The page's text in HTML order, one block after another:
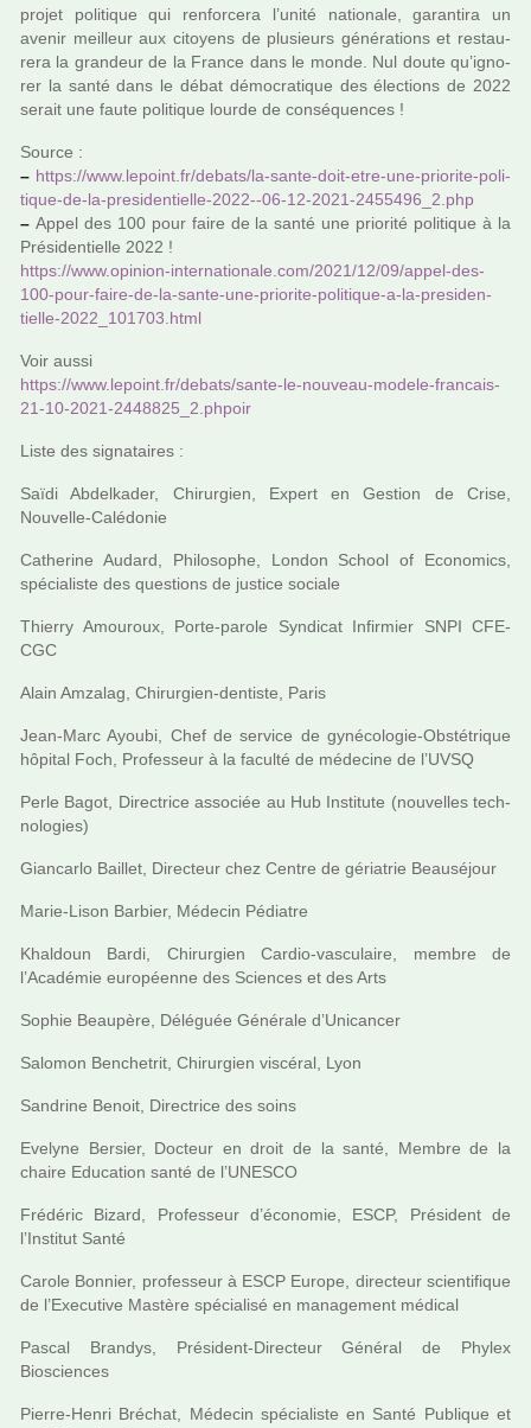
projet poli­ti­que qui ren­for­cera l’unité natio­nale, garan­tira un
avenir meilleur aux citoyens de plu­sieurs géné­ra­tions et res­tau­
rera la gran­deur de la France dans le monde. Nul doute qu’igno­
rer la santé dans le débat démo­cra­ti­que des élections de 2022
serait une faute poli­ti­que lourde de consé­quen­ces !
Source :
– https://www.lepoint.fr/debats/la-sante-doit-etre-une-prio­rite-poli­
ti­que-de-la-pre­si­den­tielle-2022--06-12-2021-2455496_2.php
– Appel des 100 pour faire de la santé une prio­rité poli­ti­que à la
Présidentielle 2022 !
https://www.opi­nion-inter­na­tio­nale.com/2021/12/09/appel-des-
100-pour-faire-de-la-sante-une-prio­rite-poli­ti­que-a-la-pre­si­den­
tielle-2022_101703.html
Voir aussi
https://www.lepoint.fr/debats/sante-le-nou­veau-modele-fran­cais-
21-10-2021-2448825_2.phpoir
Liste des signa­tai­res :
Saïdi Abdelkader, Chirurgien, Expert en Gestion de Crise,
Nouvelle-Calédonie
Catherine Audard, Philosophe, London School of Economics,
spé­cia­liste des ques­tions de jus­tice sociale
Thierry Amouroux, Porte-parole Syndicat Infirmier SNPI CFE-
CGC
Alain Amzalag, Chirurgien-den­tiste, Paris
Jean-Marc Ayoubi, Chef de ser­vice de gyné­co­lo­gie-Obstétrique
hôpi­tal Foch, Professeur à la faculté de méde­cine de l’UVSQ
Perle Bagot, Directrice asso­ciée au Hub Institute (nou­vel­les tech­
no­lo­gies)
Giancarlo Baillet, Directeur chez Centre de géria­trie Beauséjour
Marie-Lison Barbier, Médecin Pédiatre
Khaldoun Bardi, Chirurgien Cardio-vas­cu­laire, membre de
l’Académie euro­péenne des Sciences et des Arts
Sophie Beaupère, Déléguée Générale d’Unicancer
Salomon Benchetrit, Chirurgien vis­cé­ral, Lyon
Sandrine Benoit, Directrice des soins
Evelyne Bersier, Docteur en droit de la santé, Membre de la
chaire Education santé de l’UNESCO
Frédéric Bizard, Professeur d’économie, ESCP, Président de
l’Institut Santé
Carole Bonnier, pro­fes­seur à ESCP Europe, direc­teur scien­ti­fi­que
de l’Executive Mastère spé­cia­lisé en mana­ge­ment médi­cal
Pascal Brandys, Président-Directeur Général de Phylex
Biosciences
Pierre-Henri Bréchat, Médecin spé­cia­liste en Santé Publique et